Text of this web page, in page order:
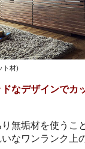
ト材)
なデザインでカ
無垢材を使うこ
なワンランク上